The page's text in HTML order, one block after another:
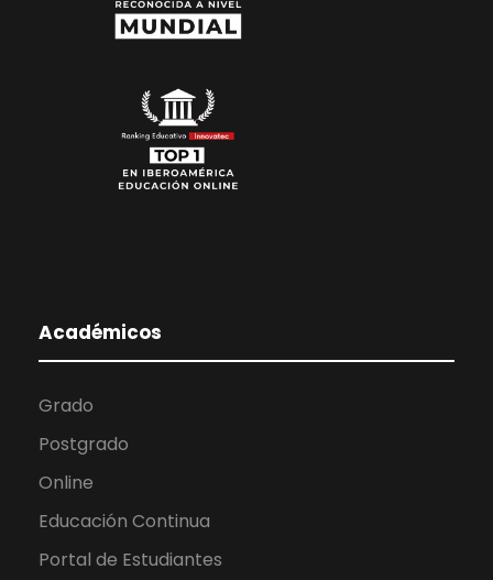
Académicos
Grado
Postgrado
Online
Educación Continua
Portal de Estudiantes